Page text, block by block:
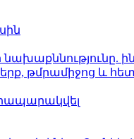
նախաքննությունը.
թմրամիջոց և